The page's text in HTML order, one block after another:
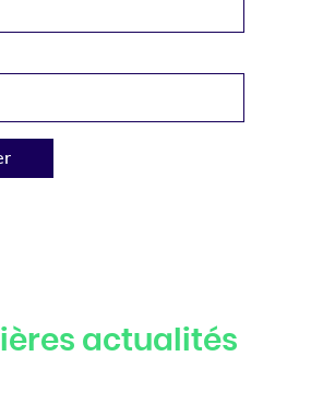
actualités